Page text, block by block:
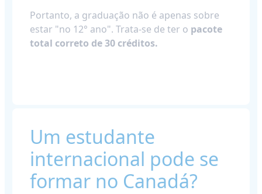
Portanto, a graduação não é apenas sobre
estar "no 12° ano". Trata-se de ter o pacote
total correto de 30 créditos.
Um estudante
internacional pode se
formar no Canadá?